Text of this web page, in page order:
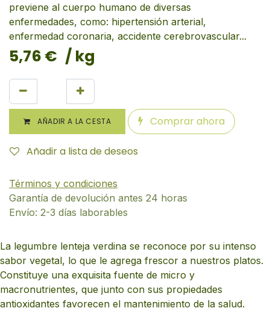
previene al cuerpo humano de diversas
enfermedades, como: hipertensión arterial,
enfermedad coronaria, accidente cerebrovascular...
5,76 € / kg
AÑADIR A LA CESTA Comprar ahora
Añadir a lista de deseos
Términos y condiciones
Garantía de devolución antes 24 horas
Envío: 2-3 días laborables
La legumbre lenteja verdina se reconoce por su intenso
sabor vegetal, lo que le agrega frescor a nuestros platos.
Constituye una exquisita fuente de micro y
macronutrientes, que junto con sus propiedades
antioxidantes favorecen el mantenimiento de la salud.